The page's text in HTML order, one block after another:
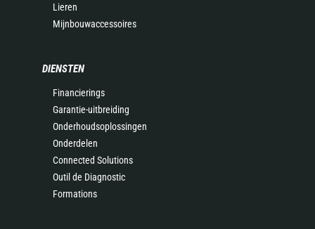
Lieren
Mijnbouwaccessoires
DIENSTEN
Financierings
Garantie-uitbreiding
Onderhoudsoplossingen
Onderdelen
Connected Solutions
Outil de Diagnostic
Formations